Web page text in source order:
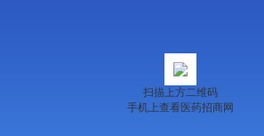
扫描上方二维码
手机上查看医药招商网